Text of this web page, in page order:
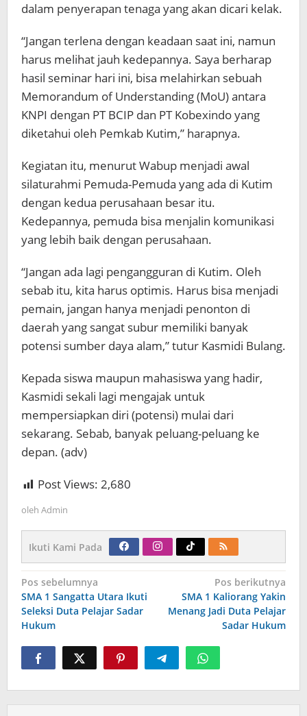
dalam penyerapan tenaga yang akan dicari kelak.
“Jangan terlena dengan keadaan saat ini, namun
harus melihat jauh kedepannya. Saya berharap
hasil seminar hari ini, bisa melahirkan sebuah
Memorandum of Understanding (MoU) antara
KNPI dengan PT BCIP dan PT Kobexindo yang
diketahui oleh Pemkab Kutim,” harapnya.
Kegiatan itu, menurut Wabup menjadi awal
silaturahmi Pemuda-Pemuda yang ada di Kutim
dengan kedua perusahaan besar itu.
Kedepannya, pemuda bisa menjalin komunikasi
yang lebih baik dengan perusahaan.
“Jangan ada lagi pengangguran di Kutim. Oleh
sebab itu, kita harus optimis. Harus bisa menjadi
pemain, jangan hanya menjadi penonton di
daerah yang sangat subur memiliki banyak
potensi sumber daya alam,” tutur Kasmidi Bulang.
Kepada siswa maupun mahasiswa yang hadir,
Kasmidi sekali lagi mengajak untuk
mempersiapkan diri (potensi) mulai dari
sekarang. Sebab, banyak peluang-peluang ke
depan. (adv)
Post Views: 2,680
oleh Admin
Ikuti Kami Pada
Navigasi
pos
Pos sebelumnya
SMA 1 Sangatta Utara Ikuti
Seleksi Duta Pelajar Sadar
Hukum
Pos berikutnya
SMA 1 Kaliorang Yakin
Menang Jadi Duta Pelajar
Sadar Hukum